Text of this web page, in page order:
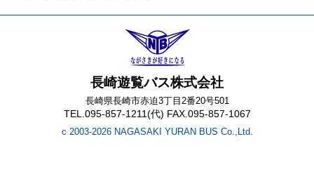
長崎遊覧バス株式会社
長崎県長崎市赤迫3丁目2番20号501
TEL.095-857-1211(代) FAX.095-857-1067
c 2003-2026 NAGASAKI YURAN BUS Co.,Ltd.